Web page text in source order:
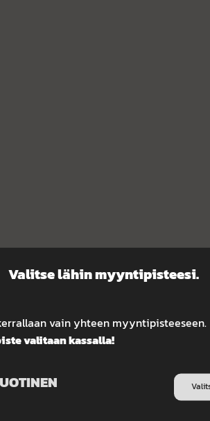
Valitse lähin myyntipisteesi.
vain yhteen myyntipisteeseen.
valitaan kassalla!